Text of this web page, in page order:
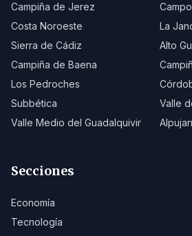
Campiña de Jerez
Costa Noroeste
La
Sierra de Cádiz
Alto
Campiña de Baena
Los Pedroches
Subbética
Valle
Valle Medio del Guadalquivir
Secciones
Economía
Tecnología